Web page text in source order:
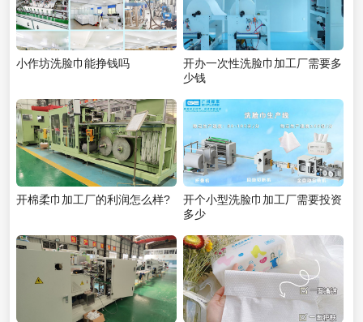
小作坊洗脸巾能挣钱吗
开办一次性洗脸巾加工厂需要多
少钱
开棉柔巾加工厂的利润怎么样?
开个小型洗脸巾加工厂需要投资
多少